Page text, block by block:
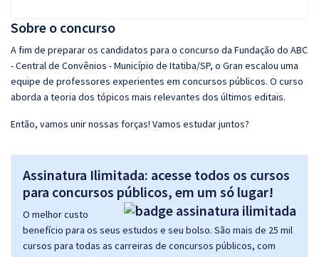
Sobre o concurso
A fim de preparar os candidatos para o concurso da Fundação do ABC
- Central de Convênios - Município de Itatiba/SP, o Gran escalou uma
equipe de professores experientes em concursos públicos. O curso
aborda a teoria dos tópicos mais relevantes dos últimos editais.
Então, vamos unir nossas forças! Vamos estudar juntos?
Assinatura Ilimitada: acesse todos os cursos
para concursos públicos, em um só lugar!
O melhor custo
benefício para os seus estudos e seu bolso. São mais de 25 mil
cursos para todas as carreiras de concursos públicos, com